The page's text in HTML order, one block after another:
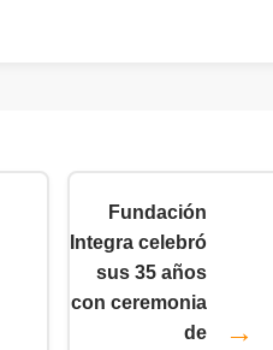
Fundación
Integra celebró
sus 35 años
con ceremonia
de